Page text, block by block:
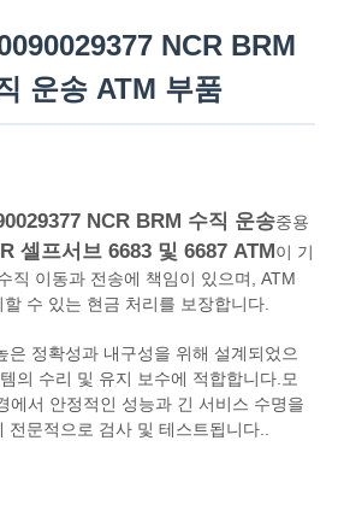
NCR BRM
운송 ATM 부품
NCR BRM 수직 운송중용
셀프서브 6683 및 6687 ATM이 기
직 이동과 전송에 책임이 있으며, ATM
수 있는 현금 처리를 보장합니다.
은 정확성과 내구성을 위해 설계되었으
의 수리 및 유지 보수에 적합합니다.모
에서 안정적인 성능과 긴 서비스 수명을
문적으로 검사 및 테스트됩니다..